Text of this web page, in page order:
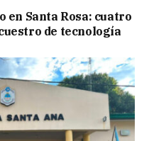
en Santa Rosa: cuatro
de tecnología